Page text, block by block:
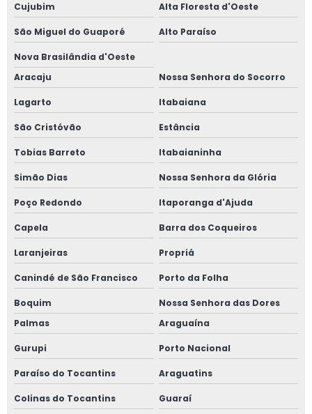
Cujubim Alta Floresta d'Oeste
São Miguel do Guaporé Alto Paraíso
Nova Brasilândia d'Oeste
Aracaju
Nossa Senhora do Socorro
Lagarto Itabaiana
São Cristóvão Estância
Tobias Barreto Itabaianinha
Simão Dias Nossa Senhora da Glória
Poço Redondo Itaporanga d'Ajuda
Capela Barra dos Coqueiros
Laranjeiras Propriá
Canindé de São Francisco Porto da Folha
Boquim
Nossa Senhora das Dores
Palmas
Araguaína
Gurupi Porto Nacional
Paraíso do Tocantins Araguatins
Colinas do Tocantins Guaraí